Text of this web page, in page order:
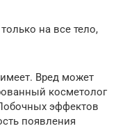
на все тело,
Вред может
косметолог
эффектов
появления